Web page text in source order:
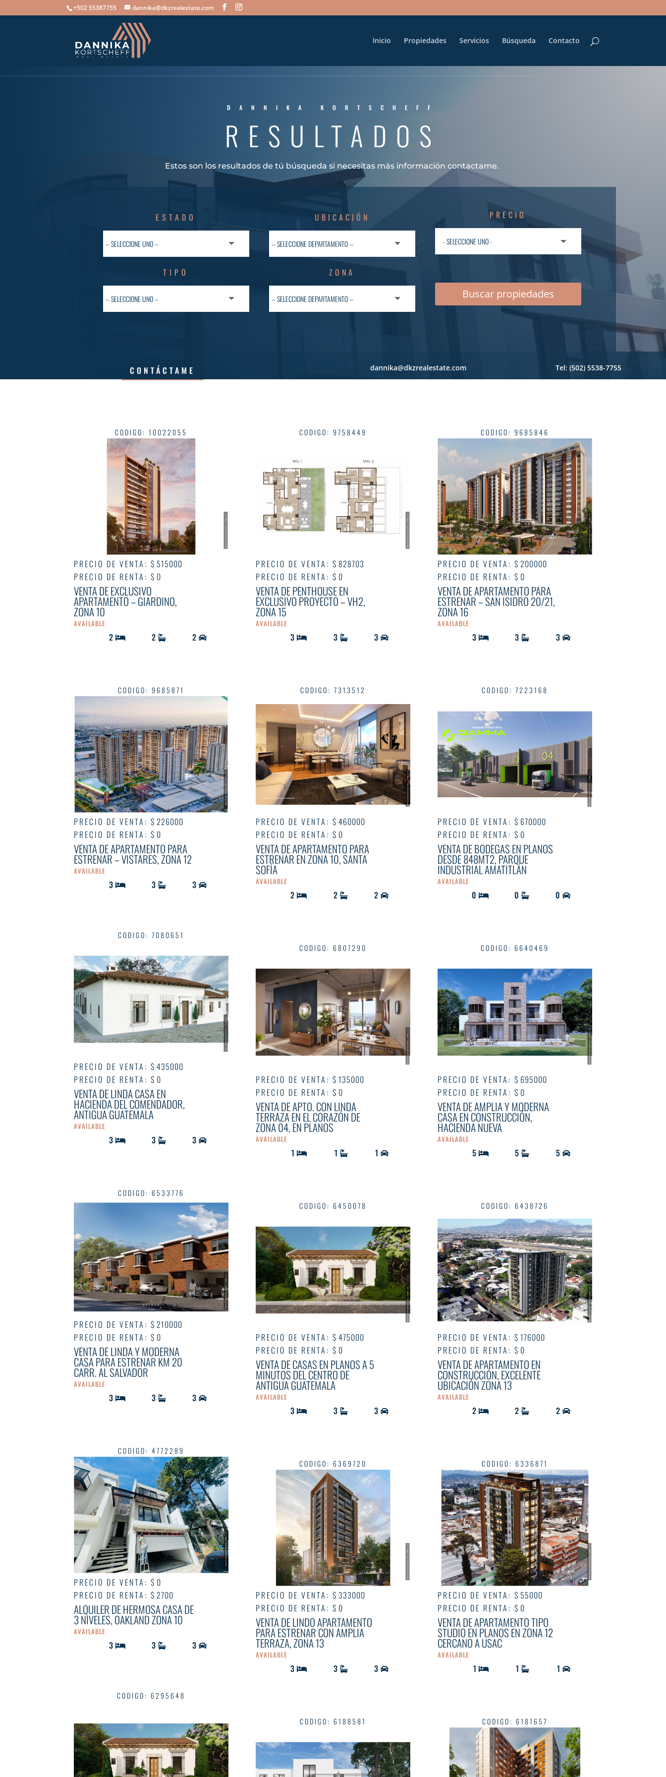
+502 55387755 dannika@dkzrealestate.com
Inicio Propiedades Servicios Búsqueda Contacto
DANNIKA KORTSCHEFF
RESULTADOS
Estos son los resultados de tú búsqueda si necesitas más información contactame.
ESTADO
TIPO
UBICACIÓN
ZONA
PRECIO
Buscar propiedades
CONTÁCTAME dannika@dkzrealestate.com Tel: (502) 5538-7755‬
CODIGO:10022055
PRECIO DE VENTA :$ 515000
PRECIO DE RENTA :$ 0
VENTA DE EXCLUSIVO
APARTAMENTO – GIARDINO,
ZONA 10
AVAILABLE
2 2 2
CODIGO: 9758449
PRECIO DE VENTA :$ 828703
PRECIO DE RENTA :$ 0
VENTA DE PENTHOUSE EN
EXCLUSIVO PROYECTO – VH2,
ZONA 15
AVAILABLE
3 3 3
CODIGO: 9685846
PRECIO DE VENTA : $ 200000
PRECIO DE RENTA : $ 0
VENTA DE APARTAMENTO PARA
ESTRENAR – SAN ISIDRO 20/21,
ZONA 16
AVAILABLE
3 3 3
CODIGO:9685871
PRECIO DE VENTA :$ 226000
PRECIO DE RENTA :$ 0
VENTA DE APARTAMENTO PARA
ESTRENAR – VISTARES, ZONA 12
AVAILABLE
3 3 3
CODIGO: 7313512
PRECIO DE VENTA :$ 460000
PRECIO DE RENTA :$ 0
VENTA DE APARTAMENTO PARA
ESTRENAR EN ZONA 10, SANTA
SOFÍA
AVAILABLE
2 2 2
CODIGO: 7223168
PRECIO DE VENTA : $ 670000
PRECIO DE RENTA : $ 0
VENTA DE BODEGAS EN PLANOS
DESDE 848MT2, PARQUE
INDUSTRIAL AMATITLÁN
AVAILABLE
0 0 0
CODIGO:7080651
PRECIO DE VENTA :$ 435000
PRECIO DE RENTA :$ 0
VENTA DE LINDA CASA EN
HACIENDA DEL COMENDADOR,
ANTIGUA GUATEMALA
AVAILABLE
3 3 3
CODIGO: 6807290
PRECIO DE VENTA :$ 135000
PRECIO DE RENTA :$ 0
VENTA DE APTO. CON LINDA
TERRAZA EN EL CORAZÓN DE
ZONA 04, EN PLANOS
AVAILABLE
1 1 1
CODIGO: 6640469
PRECIO DE VENTA : $ 695000
PRECIO DE RENTA : $ 0
VENTA DE AMPLIA Y MODERNA
CASA EN CONSTRUCCIÓN,
HACIENDA NUEVA
AVAILABLE
5 5 5
CODIGO: 6533776
PRECIO DE VENTA :$ 210000
PRECIO DE RENTA :$ 0
VENTA DE LINDA Y MODERNA
CASA PARA ESTRENAR KM 20
CARR. AL SALVADOR
AVAILABLE
3 3 3
CODIGO: 6450078
PRECIO DE VENTA :$ 475000
PRECIO DE RENTA :$ 0
VENTA DE CASAS EN PLANOS A 5
MINUTOS DEL CENTRO DE
ANTIGUA GUATEMALA
AVAILABLE
3 3 3
CODIGO: 6438726
PRECIO DE VENTA : $ 176000
PRECIO DE RENTA : $ 0
VENTA DE APARTAMENTO EN
CONSTRUCCIÓN, EXCELENTE
UBICACIÓN ZONA 13
AVAILABLE
2 2 2
CODIGO:4772289
PRECIO DE VENTA :$ 0
PRECIO DE RENTA :$ 2700
ALQUILER DE HERMOSA CASA DE
3 NIVELES, OAKLAND ZONA 10
AVAILABLE
3 3 3
CODIGO: 6369720
PRECIO DE VENTA :$ 333000
PRECIO DE RENTA :$ 0
VENTA DE LINDO APARTAMENTO
PARA ESTRENAR CON AMPLIA
TERRAZA, ZONA 13
AVAILABLE
3 3 3
CODIGO: 6336871
PRECIO DE VENTA : $ 55000
PRECIO DE RENTA : $ 0
VENTA DE APARTAMENTO TIPO
STUDIO EN PLANOS EN ZONA 12
CERCANO A USAC
AVAILABLE
1 1 1
CODIGO: 6295648
CODIGO: 6188581 CODIGO: 6181657